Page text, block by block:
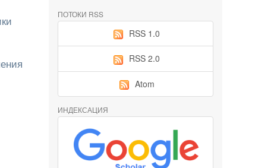
ПОТОКИ RSS
RSS 1.0
RSS 2.0
Atom
ИНДЕКСАЦИЯ